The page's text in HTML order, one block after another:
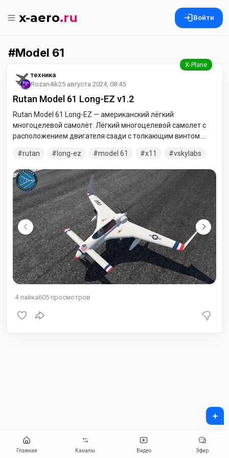
x-aero.ru Войти
Model 61
техника
Rozan4ik25 августа 2024, 08:45
Rutan Model 61 Long-EZ v1.2
Rutan Model 61 Long-EZ — американский лёгкий
многоцелевой самолёт. Лёгкий многоцелевой самолет с
расположением двигателя сзади с толкающим винтом.
Разработан Бертом Рутаном, является развитием
конструкции Vari-EZ. Первый вылет самолёта состоялся 12
июня 1979 года.
rutan long-ez model 61 x11 vskylabs
4лайка605 просмотров
Главная Каналы Видео Эфир
+